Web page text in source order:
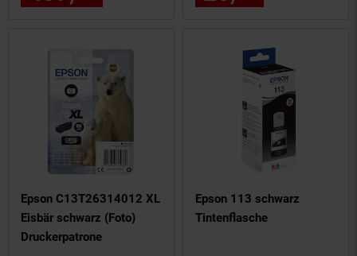
Epson C13T26314012 XL
Eisbär schwarz (Foto)
Druckerpatrone
Epson 113 schwarz
Tintenflasche